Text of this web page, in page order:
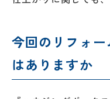
今回のリフォ
はありますか